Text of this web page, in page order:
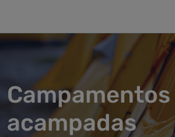
Campamentos y
Campamentos
acampadas